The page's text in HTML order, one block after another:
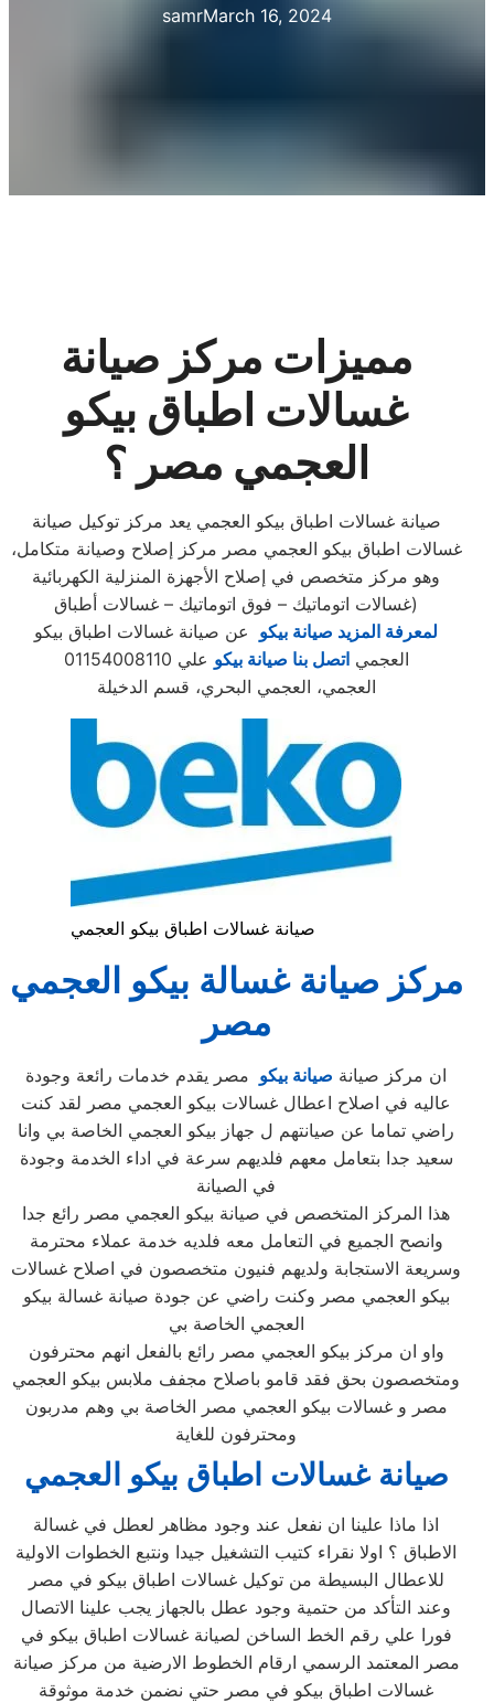
samrMarch 16, 2024
مميزات مركز صيانة
غسالات اطباق بيكو
العجمي مصر ؟
صيانة غسالات اطباق بيكو العجمي يعد مركز توكيل صيانة
غسالات اطباق بيكو العجمي مصر مركز إصلاح وصيانة متكامل،
وهو مركز متخصص في إصلاح الأجهزة المنزلية الكهربائية
(غسالات اتوماتيك – فوق اتوماتيك – غسالات أطباق
لمعرفة المزيد صيانة بيكو عن صيانة غسالات اطباق بيكو
العجمياتصل بنا صيانة بيكو علي 01154008110
العجمي، العجمي البحري، قسم الدخيلة
صيانة غسالات اطباق بيكو العجمي
مركز صيانة غسالة بيكو العجمي
مصر
ان مركز صيانة صيانة بيكو مصر يقدم خدمات رائعة وجودة
عاليه في اصلاح اعطال غسالات بيكو العجمي مصر لقد كنت
راضي تماما عن صيانتهم ل جهاز بيكو العجمي الخاصة بي وانا
سعيد جدا بتعامل معهم فلديهم سرعة في اداء الخدمة وجودة
في الصيانة
هذا المركز المتخصص في صيانة بيكو العجمي مصر رائع جدا
وانصح الجميع في التعامل معه فلديه خدمة عملاء محترمة
وسريعة الاستجابة ولديهم فنيون متخصصون في اصلاح غسالات
بيكو العجمي مصر وكنت راضي عن جودة صيانة غسالة بيكو
العجمي الخاصة بي
واو ان مركز بيكو العجمي مصر رائع بالفعل انهم محترفون
ومتخصصون بحق فقد قامو باصلاح مجفف ملابس بيكو العجمي
مصر و غسالات بيكو العجمي مصر الخاصة بي وهم مدربون
ومحترفون للغاية
صيانة غسالات اطباق بيكو العجمي
اذا ماذا علينا ان نفعل عند وجود مظاهر لعطل في غسالة
الاطباق ؟ اولا نقراء كتيب التشغيل جيدا ونتبع الخطوات الاولية
للاعطال البسيطة من توكيل غسالات اطباق بيكو في مصر
وعند التأكد من حتمية وجود عطل بالجهاز يجب علينا الاتصال
فورا علي رقم الخط الساخن لصيانة غسالات اطباق بيكو في
مصر المعتمد الرسمي ارقام الخطوط الارضية من مركز صيانة
غسالات اطباق بيكو في مصر حتي نضمن خدمة موثوقة